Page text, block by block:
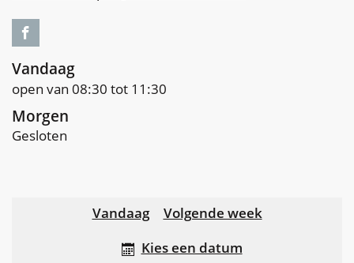
Facebook
Team
Welzijn
|
Senioren
Vandaag
open van 08:30 tot 11:30
Morgen
Gesloten
Openingsuren
Vandaag
Volgende week
Kies een datum